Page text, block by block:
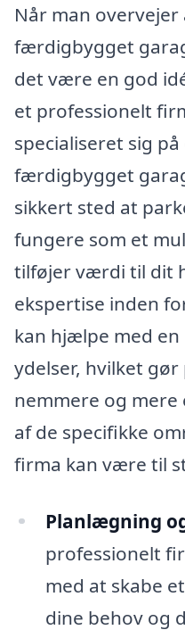
Når man
færdigbygget
det være en god
et professionelt
specialiseret sig
færdigbygget
sikkert sted at
fungere som et
tilføjer værdi til dit
ekspertise inden
kan hjælpe med
ydelser, hvilket
nemmere og mere
af de specifikke
firma kan være til
Planlægning
professionelt
med at skabe
dine behov og